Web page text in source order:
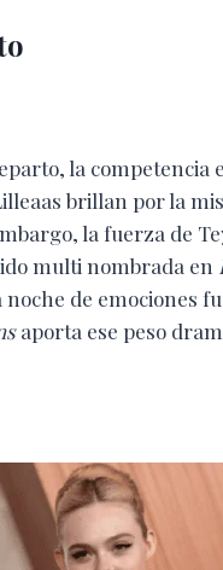
la competencia
brillan por la
la fuerza de
multi nombrada en
de emociones
aporta ese peso